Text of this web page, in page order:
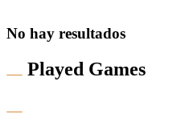
No hay resultados
Played Games